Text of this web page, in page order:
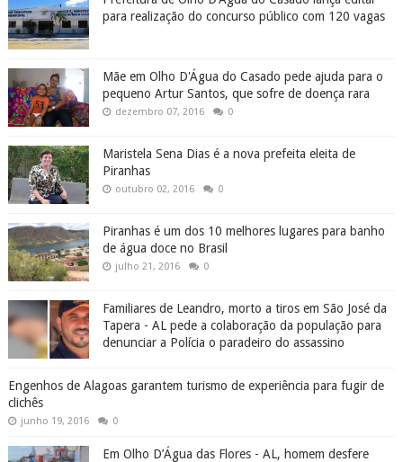
para realização do concurso público com 120 vagas
Mãe em Olho D'Água do Casado pede ajuda para o
pequeno Artur Santos, que sofre de doença rara
dezembro 07, 2016 0
Maristela Sena Dias é a nova prefeita eleita de
Piranhas
outubro 02, 2016 0
Piranhas é um dos 10 melhores lugares para banho
de água doce no Brasil
julho 21, 2016 0
Familiares de Leandro, morto a tiros em São José da
Tapera - AL pede a colaboração da população para
denunciar a Polícia o paradeiro do assassino
Engenhos de Alagoas garantem turismo de experiência para fugir de
clichês
junho 19, 2016 0
Em Olho D’Água das Flores - AL, homem desfere